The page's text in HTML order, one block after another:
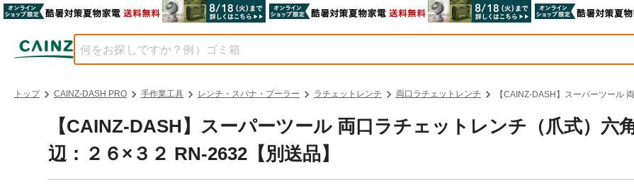
トップ CAINZ-DASH PRO 手作業工具 レンチ・スパナ・プーラー ラチェットレンチ 両口ラチェットレンチ 【CAINZ-DASH】スーパーツール
【CAINZ-DASH】スーパーツール 両口ラチェットレンチ（爪式）六
辺：２６×３２ RN-2632【別送品】